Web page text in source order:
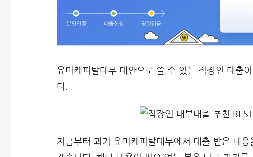
유미캐피탈대부 대안으로 쓸 수 있는 직장인 대출
다.
지금부터 과거 유미캐피탈대부에서 대출 받은 내용